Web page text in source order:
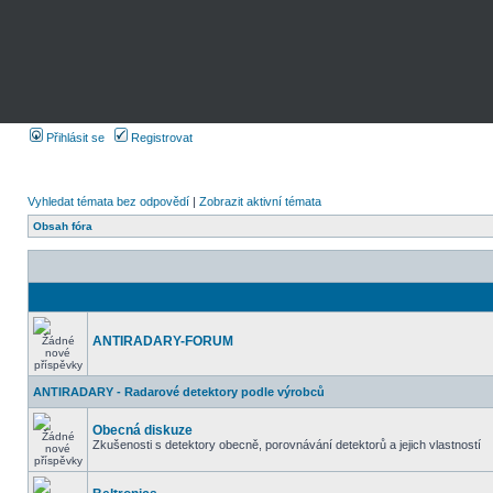
Přihlásit se Registrovat
Vyhledat témata bez odpovědí | Zobrazit aktivní témata
Obsah fóra
ANTIRADARY-FORUM
ANTIRADARY - Radarové detektory podle výrobců
Obecná diskuze
Zkušenosti s detektory obecně, porovnávání detektorů a jejich vlastností